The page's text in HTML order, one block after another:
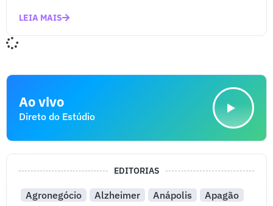
LEIA MAIS
Ao vivo
Direto do Estúdio
EDITORIAS
Agronegócio Alzheimer Anápolis
Apagão